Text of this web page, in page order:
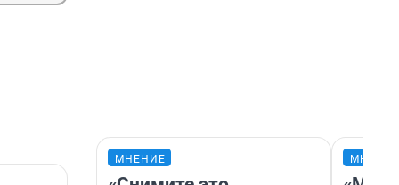
МНЕНИЕ